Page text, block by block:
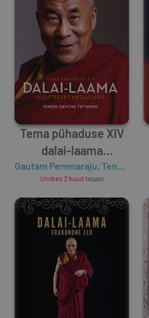
Tema pühaduse XIV
dalai-laama
illustreeritud elulugu
Gautam Pemmaraju, Tenzin Geyche Tethong
Umbes 2 kuud tagasi